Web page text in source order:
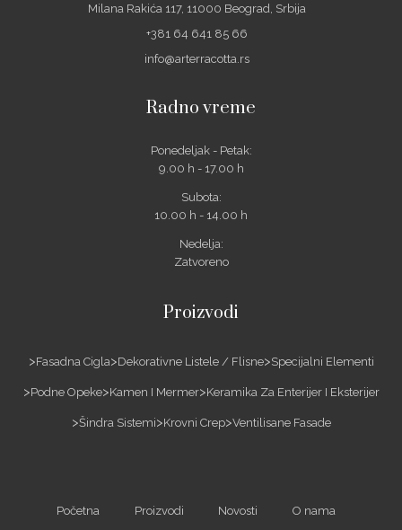
Milana Rakića 117, 11000 Beograd, Srbija
+381 64 641 85 66
info@arterracotta.rs
Radno vreme
Ponedeljak - Petak:
9.00 h - 17.00 h
Subota:
10.00 h - 14.00 h
Nedelja:
Zatvoreno
Proizvodi
Fasadna Cigla Dekorativne Listele / Flisne Specijalni Elementi
Podne Opeke Kamen I Mermer Keramika Za Enterijer I Eksterijer
Šindra Sistemi Krovni Crep Ventilisane Fasade
Početna Proizvodi Novosti O nama